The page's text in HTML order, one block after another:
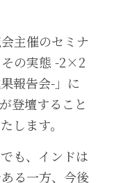
主催のセミナ
その実態 -2×2
報告会-」に
登壇すること
します。
も、インドは
る一方、今後